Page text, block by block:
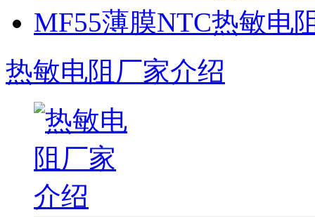
MF55薄膜NTC热敏电
热敏电阻厂家介绍